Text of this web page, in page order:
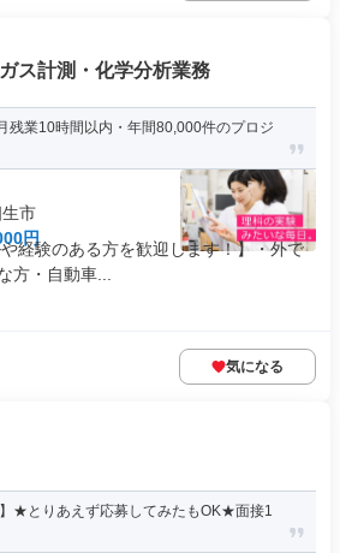
ス計測・化学分析業務
残業10時間以内・年間80,000件のプロジ
市
円
経験のある方を歓迎します！】・外で
方・自動車...
気になる
】★とりあえず応募してみたもOK★面接1